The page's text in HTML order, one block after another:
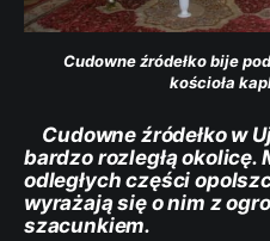
Cudowne źródełko bije
kościoła
Cudowne źródełko w
bardzo rozległą okolicę.
odległych części
wyrażają się o nim z
szacunkiem.